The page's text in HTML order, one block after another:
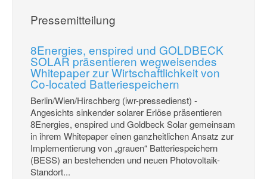
Pressemitteilung
8Energies, enspired und GOLDBECK
SOLAR präsentieren wegweisendes
Whitepaper zur Wirtschaftlichkeit von
Co-located Batteriespeichern
Berlin/Wien/Hirschberg (iwr-pressedienst) -
Angesichts sinkender solarer Erlöse präsentieren
8Energies, enspired und Goldbeck Solar gemeinsam
in ihrem Whitepaper einen ganzheitlichen Ansatz zur
Implementierung von „grauen“ Batteriespeichern
(BESS) an bestehenden und neuen Photovoltaik-
Standort...